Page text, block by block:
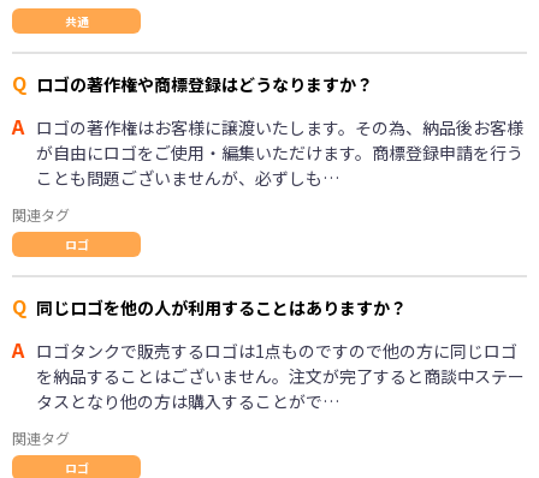
共通
Q ロゴの著作権や商標登録はどうなりますか？
A ロゴの著作権はお客様に譲渡いたします。その為、納品後お客様
が自由にロゴをご使用・編集いただけます。商標登録申請を行う
ことも問題ございませんが、必ずしも…
関連タグ
ロゴ
Q 同じロゴを他の人が利用することはありますか？
A ロゴタンクで販売するロゴは1点ものですので他の方に同じロゴ
を納品することはございません。注文が完了すると商談中ステー
タスとなり他の方は購入することがで…
関連タグ
ロゴ